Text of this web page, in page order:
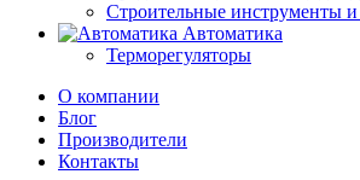
Строительные инструменты и
Автоматика
Терморегуляторы
О компании
Блог
Производители
Контакты